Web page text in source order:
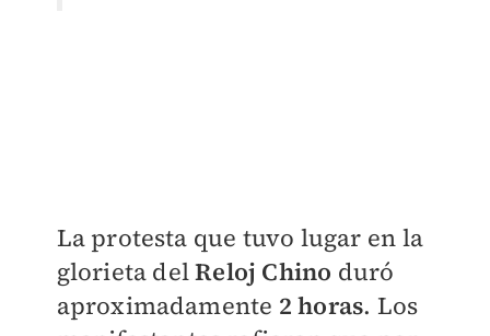
La protesta que tuvo lugar en la
glorieta delReloj Chino duró
aproximadamente 2 horas. Los